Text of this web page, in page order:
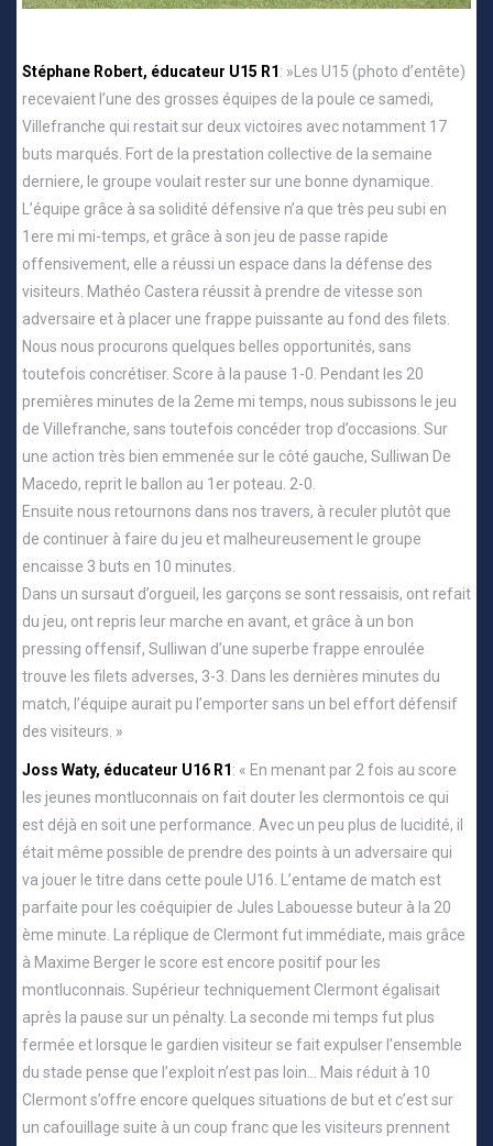
Stéphane Robert, éducateur U15 R1: »Les U15 (photo d’entête)
recevaient l’une des grosses équipes de la poule ce samedi,
Villefranche qui restait sur deux victoires avec notamment 17
buts marqués. Fort de la prestation collective de la semaine
derniere, le groupe voulait rester sur une bonne dynamique.
L’équipe grâce à sa solidité défensive n’a que très peu subi en
1ere mi mi-temps, et grâce à son jeu de passe rapide
offensivement, elle a réussi un espace dans la défense des
visiteurs. Mathéo Castera réussit à prendre de vitesse son
adversaire et à placer une frappe puissante au fond des filets.
Nous nous procurons quelques belles opportunités, sans
toutefois concrétiser. Score à la pause 1-0. Pendant les 20
premières minutes de la 2eme mi temps, nous subissons le jeu
de Villefranche, sans toutefois concéder trop d’occasions. Sur
une action très bien emmenée sur le côté gauche, Sulliwan De
Macedo, reprit le ballon au 1er poteau. 2-0.
Ensuite nous retournons dans nos travers, à reculer plutôt que
de continuer à faire du jeu et malheureusement le groupe
encaisse 3 buts en 10 minutes.
Dans un sursaut d’orgueil, les garçons se sont ressaisis, ont refait
du jeu, ont repris leur marche en avant, et grâce à un bon
pressing offensif, Sulliwan d’une superbe frappe enroulée
trouve les filets adverses, 3-3. Dans les dernières minutes du
match, l’équipe aurait pu l’emporter sans un bel effort défensif
des visiteurs. »
Joss Waty, éducateur U16 R1: « En menant par 2 fois au score
les jeunes montluconnais on fait douter les clermontois ce qui
est déjà en soit une performance. Avec un peu plus de lucidité, il
était même possible de prendre des points à un adversaire qui
va jouer le titre dans cette poule U16. L’entame de match est
parfaite pour les coéquipier de Jules Labouesse buteur à la 20
ème minute. La réplique de Clermont fut immédiate, mais grâce
à Maxime Berger le score est encore positif pour les
montluconnais. Supérieur techniquement Clermont égalisait
après la pause sur un pénalty. La seconde mi temps fut plus
fermée et lorsque le gardien visiteur se fait expulser l’ensemble
du stade pense que l’exploit n’est pas loin… Mais réduit à 10
Clermont s’offre encore quelques situations de but et c’est sur
un cafouillage suite à un coup franc que les visiteurs prennent